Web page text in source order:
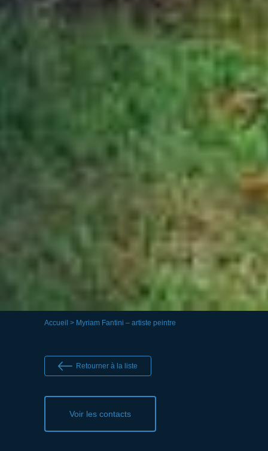
Accueil > Myriam Fantini – artiste peintre
Retourner à la liste
Voir les contacts